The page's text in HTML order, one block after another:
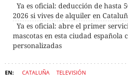
Ya es oficial: deducción de hasta
2026 si vives de alquiler en
Ya es oficial: abre el primer
mascotas en esta ciudad española
personalizadas
CATALUÑA TELEVISIÓN